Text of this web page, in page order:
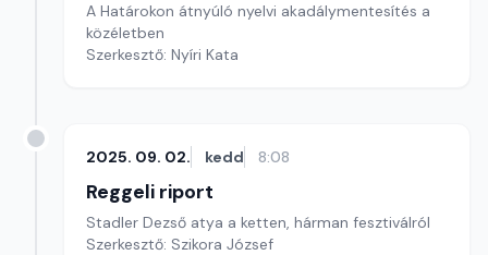
A Határokon átnyúló nyelvi akadálymentesítés a
közéletben
Szerkesztő: Nyíri Kata
2025. 09. 02. kedd 8:08
Reggeli riport
Stadler Dezső atya a ketten, hárman fesztiválról
Szerkesztő: Szikora József